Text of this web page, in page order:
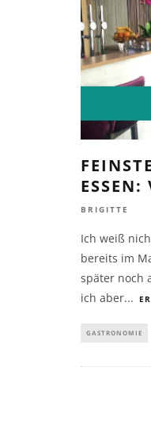
BRIGITTE
Ich weiß
bereits im
später noch
ich aber...
GASTRONOMIE